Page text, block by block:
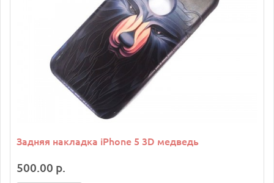
Задняя накладка iPhone 5 3D медведь
500.00 р.